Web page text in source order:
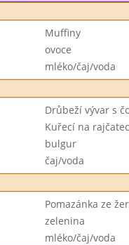
Muffiny
ovoce
mléko/čaj/voda
Drůbeží vývar s
Kuřecí na
bulgur
čaj/voda
Pomazánka ze
zelenina
mléko/čaj/voda